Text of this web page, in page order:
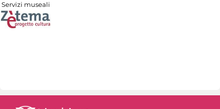
Servizi museali